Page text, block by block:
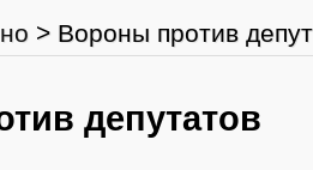
> Вороны против
депутатов